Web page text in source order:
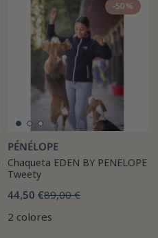
-50%
PÉNÉLOPE
Chaqueta EDEN BY PENELOPE
Tweety
44,50 €89,00 €
2 colores